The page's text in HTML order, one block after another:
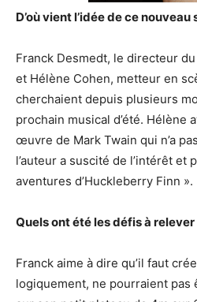
D’où vient l’idée de ce
Franck Desmedt, le directeur
et Hélène Cohen, metteur en
cherchaient depuis plusieurs
prochain musical d’été. Hélène
œuvre de Mark Twain qui n’a
l’auteur a suscité de l’intérêt et
aventures d’Huckleberry Finn ».
Quels ont été les défis à relever
Franck aime à dire qu’il faut
logiquement, ne pourraient pas